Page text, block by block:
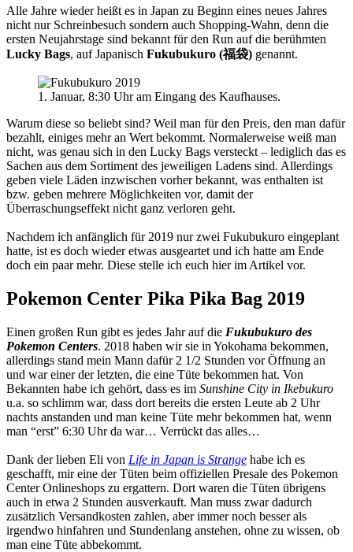
Alle Jahre wieder heißt es in Japan zu Beginn eines neues Jahres
nicht nur Schreinbesuch sondern auch Shopping-Wahn, denn die
ersten Neujahrstage sind bekannt für den Run auf die berühmten
Lucky Bags, auf Japanisch Fukubukuro (福袋) genannt.
1. Januar, 8:30 Uhr am Eingang des Kaufhauses.
Warum diese so beliebt sind? Weil man für den Preis, den man dafür
bezahlt, einiges mehr an Wert bekommt. Normalerweise weiß man
nicht, was genau sich in den Lucky Bags versteckt – lediglich das es
Sachen aus dem Sortiment des jeweiligen Ladens sind. Allerdings
geben viele Läden inzwischen vorher bekannt, was enthalten ist
bzw. geben mehrere Möglichkeiten vor, damit der
Überraschungseffekt nicht ganz verloren geht.
Nachdem ich anfänglich für 2019 nur zwei Fukubukuro eingeplant
hatte, ist es doch wieder etwas ausgeartet und ich hatte am Ende
doch ein paar mehr. Diese stelle ich euch hier im Artikel vor.
Pokemon Center Pika Pika Bag 2019
Einen großen Run gibt es jedes Jahr auf die Fukubukuro des
Pokemon Centers. 2018 haben wir sie in Yokohama bekommen,
allerdings stand mein Mann dafür 2 1/2 Stunden vor Öffnung an
und war einer der letzten, die eine Tüte bekommen hat. Von
Bekannten habe ich gehört, dass es im Sunshine City in Ikebukuro
u.a. so schlimm war, dass dort bereits die ersten Leute ab 2 Uhr
nachts anstanden und man keine Tüte mehr bekommen hat, wenn
man “erst” 6:30 Uhr da war… Verrückt das alles…
Dank der lieben Eli von Life in Japan is Strange habe ich es
geschafft, mir eine der Tüten beim offiziellen Presale des Pokemon
Center Onlineshops zu ergattern. Dort waren die Tüten übrigens
auch in etwa 2 Stunden ausverkauft. Man muss zwar dadurch
zusätzlich Versandkosten zahlen, aber immer noch besser als
irgendwo hinfahren und Stundenlang anstehen, ohne zu wissen, ob
man eine Tüte abbekommt.